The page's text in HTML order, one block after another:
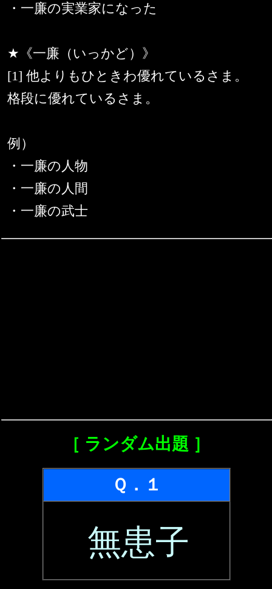
・一廉の実業家になった
★《一廉（いっかど）》
[1] 他よりもひときわ優れているさま。
格段に優れているさま。
例）
・一廉の人物
・一廉の人間
・一廉の武士
［ ランダム出題 ］
Ｑ．１
無患子